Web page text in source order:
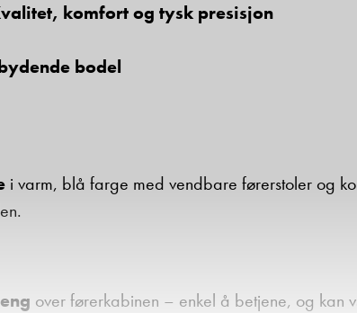
komfort og tysk presisjon
bodel
i varm, blå farge med vendbare førerstoler og
over førerkabinen – enkel å betjene, og